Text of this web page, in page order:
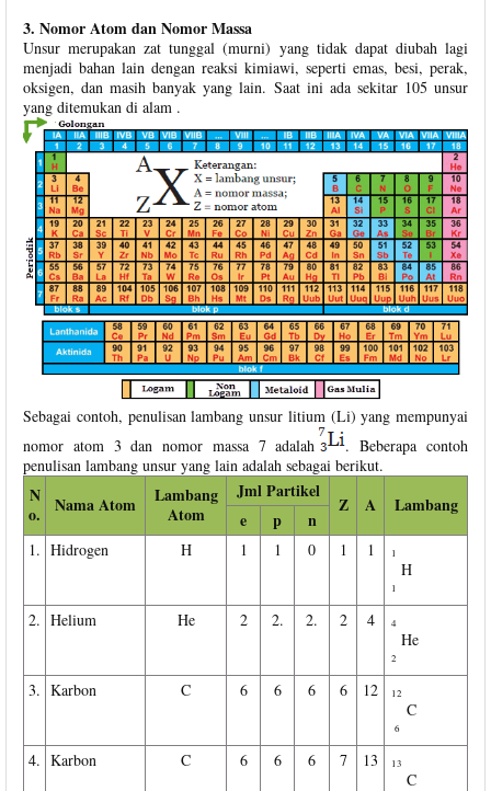
3. Nomor Atom dan Nomor Massa
Unsur merupakan zat tunggal (murni) yang tidak dapat diubah lagi
menjadi bahan lain dengan reaksi kimiawi, seperti emas, besi, perak,
oksigen, dan masih banyak yang lain. Saat ini ada sekitar 105 unsur
yang ditemukan di alam .
Sebagai contoh, penulisan lambang unsur litium (Li) yang mempunyai
nomor atom 3 dan nomor massa 7 adalah
. Beberapa contoh
penulisan lambang unsur yang lain adalah sebagai berikut.
N
o.
Nama Atom
Lambang
Atom
Jml Partikel
Z A Lambang
e p n
1. Hidrogen H 1 1 0 1 1 1
H
1
2. Helium He 2 2. 2. 2 4 4
He
2
3. Karbon C 6 6 6 6 12 12
C
6
4. Karbon C 6 6 6 7 13 13
C